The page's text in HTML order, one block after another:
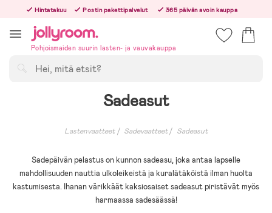
Hoppa
innehållet
Hintatakuu Postin pakettipalvelut
365 päivän avoin kauppa
Tilaa arkisin ennen klo 13.00 – lähetämme tilauksen jo samana päivänä!
Pohjoismaiden suurin lasten- ja vauvakauppa
Sadeasut
Lastenvaatteet Sadevaatteet Sadeasut
Sadepäivän pelastus on kunnon sadeasu, joka antaa lapselle
mahdollisuuden nauttia ulkoleikeistä ja kuralätäköistä ilman huolta
kastumisesta. Ihanan värikkäät kaksiosaiset sadeasut piristävät myös
harmaassa sadesäässä!